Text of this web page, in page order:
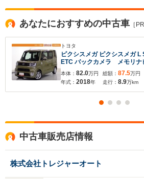
あなたにおすすめの中古車 ［
トヨタ
ピクシスメガ ピクシスメガ
ETC バックカメラ メモリ
イドリングストップ スマー
本体： 82.0万円
年式： 2018年
総額： 87.5万円
走行： 8.9万km
中古車販売店情報
株式会社トレジャーオート
入力途中の情報を保存し
※次回問い合わせをする際に自動
※保存された情報は